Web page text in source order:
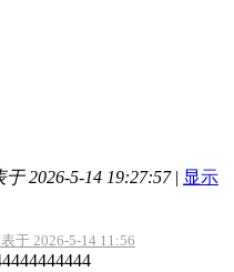
2026-5-14 19:27:57 | 显示
于 2026-5-14 11:56